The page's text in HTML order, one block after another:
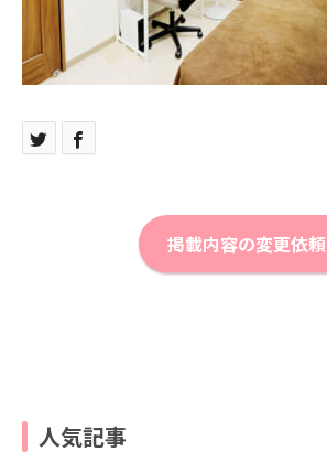
掲載内容の変更依頼
人気記事